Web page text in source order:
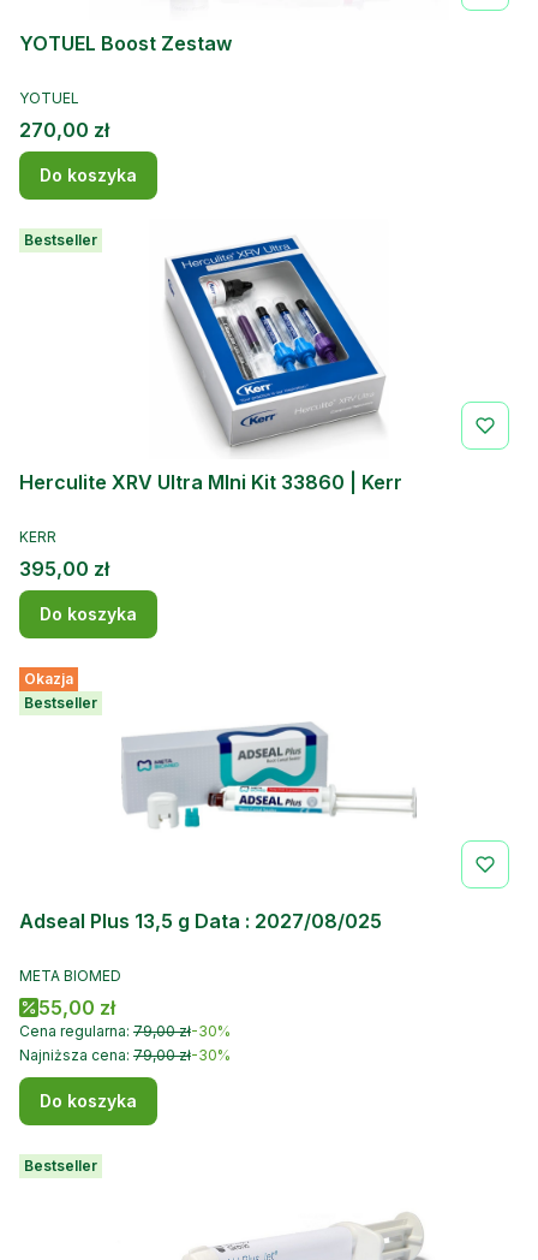
YOTUEL Boost Zestaw
PRODUCENT
YOTUEL
Cena
270,00 zł
Do koszyka
Bestseller
Herculite XRV Ultra MIni Kit 33860 | Kerr
PRODUCENT
KERR
Cena
395,00 zł
Do koszyka
Okazja
Bestseller
Adseal Plus 13,5 g Data : 2027/08/025
PRODUCENT
META BIOMED
Cena promocyjna
55,00 zł
Cena regularna: 79,00 zł-30%
Najniższa cena: 79,00 zł-30%
Do koszyka
Bestseller